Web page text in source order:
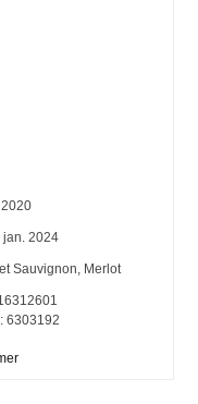
2020
jan. 2024
Sauvignon, Merlot
6303192